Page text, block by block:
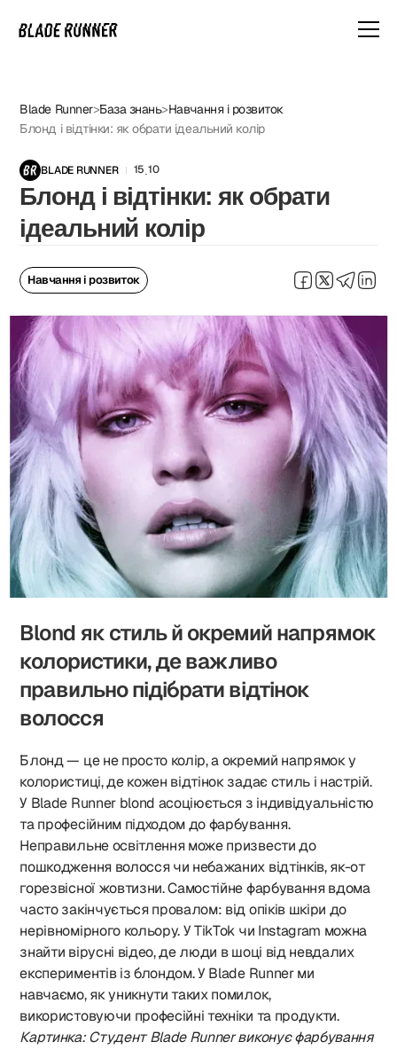
Blade Runner>База знань>Навчання і розвиток
Блонд і відтінки: як обрати ідеальний колір
BLADE RUNNER 15 .10
Блонд і відтінки: як обрати
ідеальний колір
Навчання і розвиток
Blond як стиль й окремий напрямок
колористики, де важливо
правильно підібрати відтінок
волосся
Блонд — це не просто колір, а окремий напрямок у
колористиці, де кожен відтінок задає стиль і настрій.
У Blade Runner blond асоціюється з індивідуальністю
та професійним підходом до фарбування.
Неправильне освітлення може призвести до
пошкодження волосся чи небажаних відтінків, як-от
горезвісної жовтизни. Самостійне фарбування вдома
часто закінчується провалом: від опіків шкіри до
нерівномірного кольору. У TikTok чи Instagram можна
знайти вірусні відео, де люди в шоці від невдалих
експериментів із блондом. У Blade Runner ми
навчаємо, як уникнути таких помилок,
використовуючи професійні техніки та продукти.
Картинка: Студент Blade Runner виконує фарбування